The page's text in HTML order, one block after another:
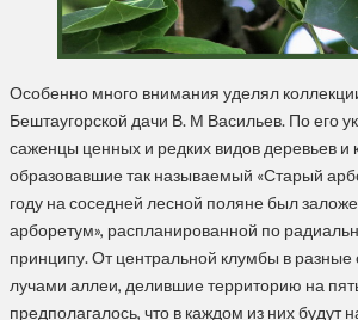
Особенно много внимания уделял
Бештаугорской дачи В. М Васильев. По его
саженцы ценных и редких видов деревьев и
образовавшие так называемый «Старый
году на соседней лесной поляне был
арборетум», распланированной по
принципу. От центральной клумбы в разные
лучами аллеи, делившие территорию на
предполагалось, что в каждом из них будут